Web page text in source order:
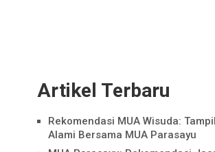
Artikel Terbaru
Rekomendasi MUA Wisuda:
Alami Bersama MUA Parasayu